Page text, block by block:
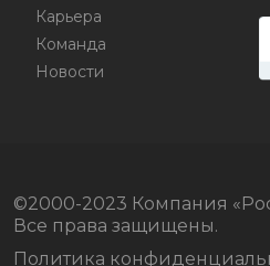
Карьера
Команда
Новости
©2000-2023 Компания
Все права защищены.
Политика